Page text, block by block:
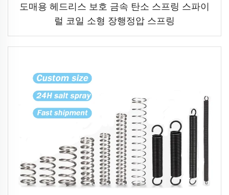
도매용 헤드리스 보호 금속 탄소 스프링 스파이
럴 코일 소형 장행정압 스프링